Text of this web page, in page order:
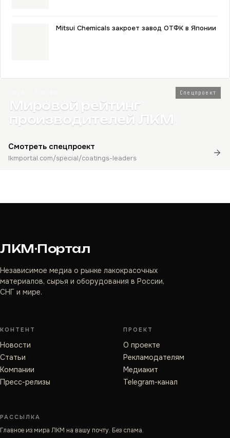
Mitsui Chemicals закроет завод ОТФК в Японии
Спецпроект
Мировой рейтинг
производителей ЛКМ
Смотреть спецпроект
lkmportal.com/special/coatings-leaders
ЛКМ·Портал
Независимое медиа о рынке лакокрасочных
материалов, сырья и оборудования в России,
СНГ и мире.
КОНТЕНТ
Новости
Статьи
Компании
Пресс-релизы
ПРОЕКТ
О проекте
Рекламодателям
Медиакит
Telegram-канал
РАССЫЛКА
Главное из мира ЛКМ на вашу почту. Без спама.